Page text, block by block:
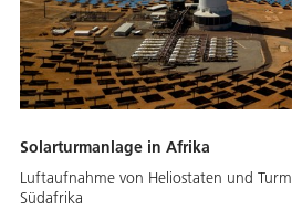
Solarturmanlage in Afrika
Luftaufnahme von Heliostaten und
Südafrika